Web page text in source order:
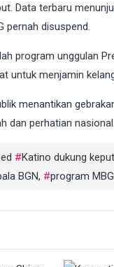
Data terbaru
pernah disuspend.
program unggulan
untuk menjamin
menantikan
dan perhatian nasional.
Katino dukung
BGN, program MBG